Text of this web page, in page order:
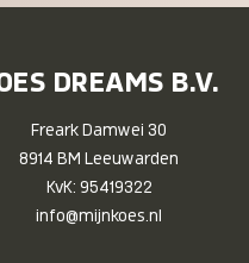
DREAMS B.V.
Freark Damwei 30
8914 BM Leeuwarden
KvK: 95419322
info@mijnkoes.nl